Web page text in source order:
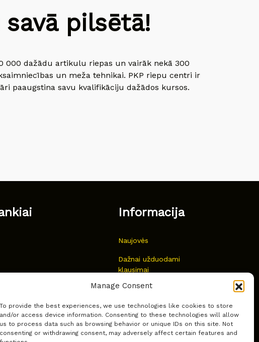
Manage Consent
To provide the best experiences, we use technologies like cookies to store
and/or access device information. Consenting to these technologies will allow
us to process data such as browsing behavior or unique IDs on this site. Not
consenting or withdrawing consent, may adversely affect certain features and
pilsētā!
000 dažādu artikulu riepas un vairāk nekā 300
un meža tehnikai. PKP riepu centri ir
paaugstina savu kvalifikāciju dažādos kursos.
Informacija
Naujovės
Dažnai užduodami
klausimai
Kur nusipirkti?
Privatumas